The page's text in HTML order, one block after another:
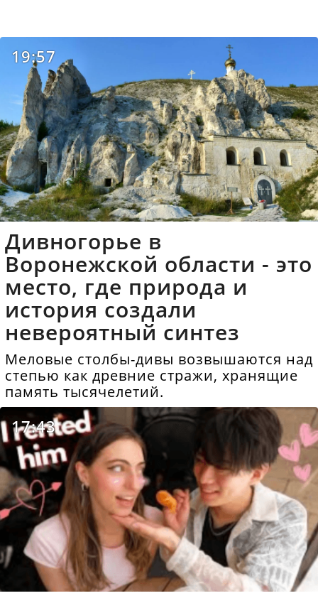
19:57
Дивногорье в
Воронежской области - это
место, где природа и
история создали
невероятный синтез
Меловые столбы-дивы возвышаются над
степью как древние стражи, хранящие
память тысячелетий.
17:43